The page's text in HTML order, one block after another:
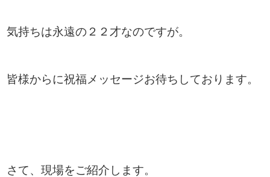
気持ちは永遠の２２才なのですが。
皆様からに祝福メッセージお待ちしております。
さて、現場をご紹介します。